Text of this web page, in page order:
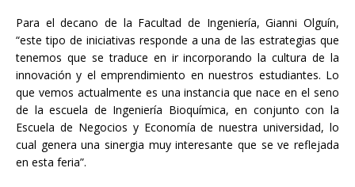
Para el decano de la Facultad de Ingeniería, Gianni Olguín,
“este tipo de iniciativas responde a una de las estrategias que
tenemos que se traduce en ir incorporando la cultura de la
innovación y el emprendimiento en nuestros estudiantes. Lo
que vemos actualmente es una instancia que nace en el seno
de la escuela de Ingeniería Bioquímica, en conjunto con la
Escuela de Negocios y Economía de nuestra universidad, lo
cual genera una sinergia muy interesante que se ve reflejada
en esta feria”.